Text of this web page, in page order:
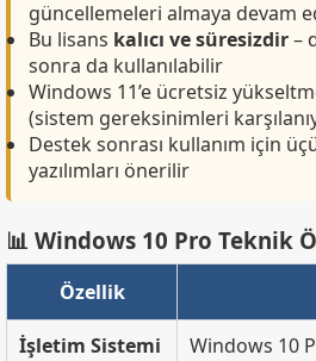
güncellemeleri almaya devam
Bu lisans kalıcı ve süresizdir–
sonra da kullanılabilir
Windows 11’e ücretsiz
(sistem gereksinimleri
Destek sonrası kullanım için
yazılımları önerilir
📊 Windows 10 Pro Teknik
Özellik
İşletim Sistemi
Windows 10